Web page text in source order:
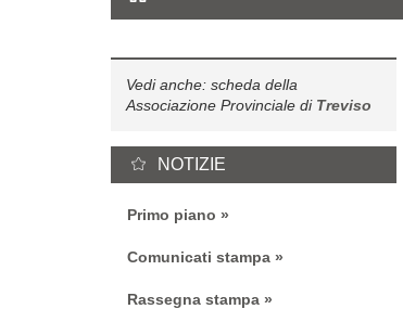
Vedi anche: scheda della
Associazione Provinciale di Treviso
NOTIZIE
Primo piano
Comunicati stampa
Rassegna stampa